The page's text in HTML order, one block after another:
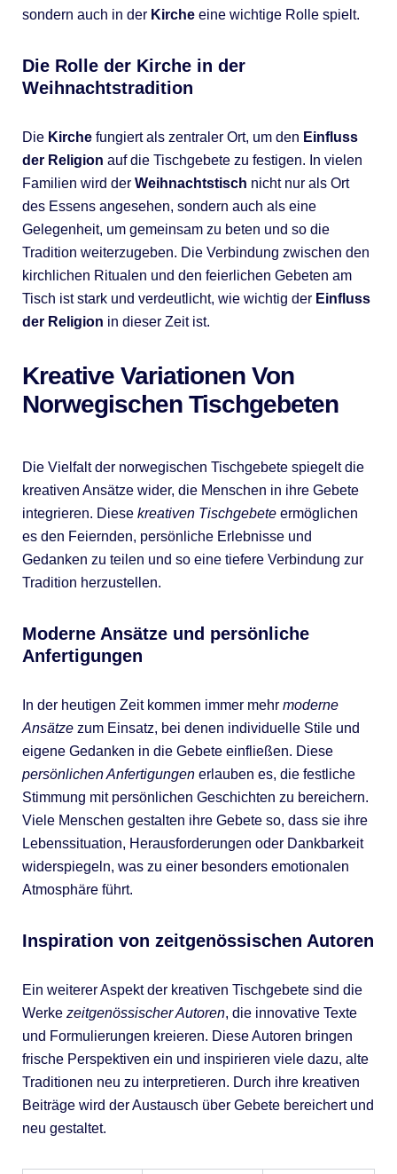
sondern auch in der Kircheeine wichtige Rolle spielt.
Die Rolle der Kirche in der
Weihnachtstradition
Die Kirchefungiert als zentraler Ort, um den Einfluss
der Religion auf die Tischgebete zu festigen. In vielen
Familien wird der Weihnachtstisch nicht nur als Ort
des Essens angesehen, sondern auch als eine
Gelegenheit, um gemeinsam zu beten und so die
Tradition weiterzugeben. Die Verbindung zwischen den
kirchlichen Ritualen und den feierlichen Gebeten am
Tisch ist stark und verdeutlicht, wie wichtig der Einfluss
der Religion in dieser Zeit ist.
Kreative Variationen Von
Norwegischen Tischgebeten
Die Vielfalt der norwegischen Tischgebete spiegelt die
kreativen Ansätze wider, die Menschen in ihre Gebete
integrieren. Diese kreativen Tischgebeteermöglichen
es den Feiernden, persönliche Erlebnisse und
Gedanken zu teilen und so eine tiefere Verbindung zur
Tradition herzustellen.
Moderne Ansätze und persönliche
Anfertigungen
In der heutigen Zeit kommen immer mehr moderne
Ansätzezum Einsatz, bei denen individuelle Stile und
eigene Gedanken in die Gebete einfließen. Diese
persönlichen Anfertigungenerlauben es, die festliche
Stimmung mit persönlichen Geschichten zu bereichern.
Viele Menschen gestalten ihre Gebete so, dass sie ihre
Lebenssituation, Herausforderungen oder Dankbarkeit
widerspiegeln, was zu einer besonders emotionalen
Atmosphäre führt.
Inspiration von zeitgenössischen Autoren
Ein weiterer Aspekt der kreativen Tischgebete sind die
Werke zeitgenössischer Autoren, die innovative Texte
und Formulierungen kreieren. Diese Autoren bringen
frische Perspektiven ein und inspirieren viele dazu, alte
Traditionen neu zu interpretieren. Durch ihre kreativen
Beiträge wird der Austausch über Gebete bereichert und
neu gestaltet.